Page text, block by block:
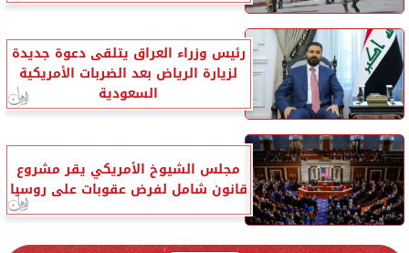
رئيس وزراء العراق يتلقى دعوة جديدة
لزيارة الرياض بعد الضربات الأمريكية
السعودية
مجلس الشيوخ الأمريكي يقر مشروع
قانون شامل لفرض عقوبات على روسيا